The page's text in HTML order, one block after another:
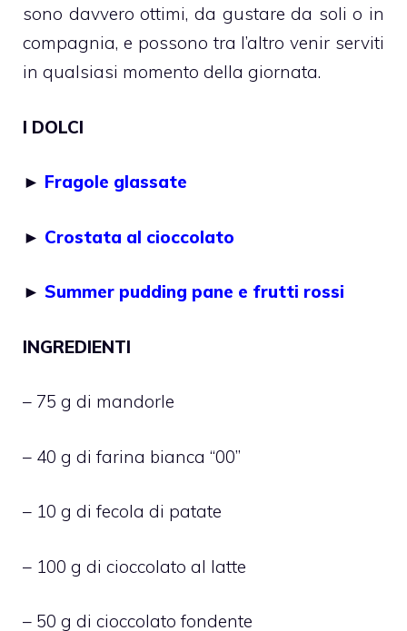
sono davvero ottimi, da gustare da soli o in
compagnia, e possono tra l’altro venir serviti
in qualsiasi momento della giornata.
I DOLCI
► Fragole glassate
► Crostata al cioccolato
► Summer pudding pane e frutti rossi
INGREDIENTI
– 75 g di mandorle
– 40 g di farina bianca “00”
– 10 g di fecola di patate
– 100 g di cioccolato al latte
– 50 g di cioccolato fondente